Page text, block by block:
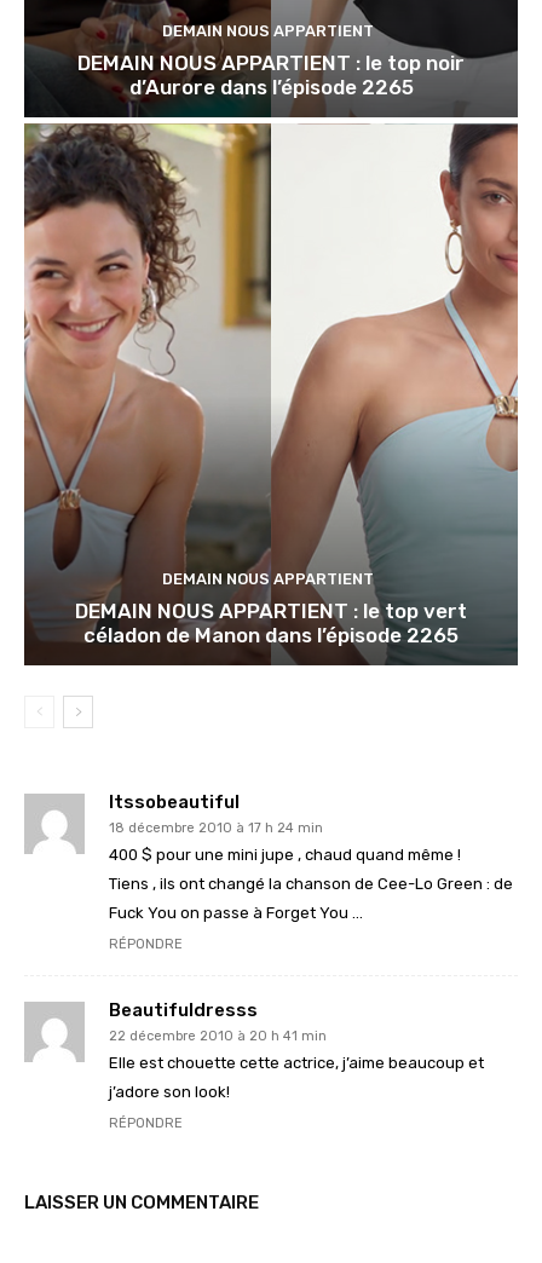
DEMAIN NOUS APPARTIENT
DEMAIN NOUS APPARTIENT : le top noir
d’Aurore dans l’épisode 2265
DEMAIN NOUS APPARTIENT
DEMAIN NOUS APPARTIENT : le top vert
céladon de Manon dans l’épisode 2265
Itssobeautiful
18 décembre 2010 à 17 h 24 min
400 $ pour une mini jupe , chaud quand même !
Tiens , ils ont changé la chanson de Cee-Lo Green : de
Fuck You on passe à Forget You …
RÉPONDRE
Beautifuldresss
22 décembre 2010 à 20 h 41 min
Elle est chouette cette actrice, j’aime beaucoup et
j’adore son look!
RÉPONDRE
LAISSER UN COMMENTAIRE